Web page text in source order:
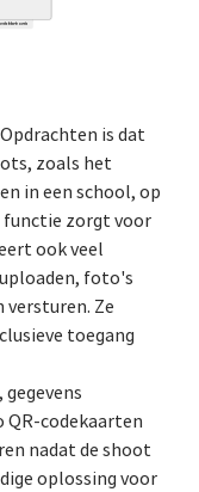
is dat
zoals het
in een school, op
functie zorgt voor
ook veel
foto's
versturen. Ze
toegang
QR-codekaarten
nadat de shoot
oplossing voor